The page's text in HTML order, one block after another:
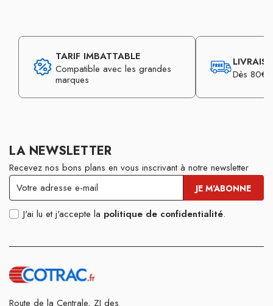
TARIF IMBATTABLE
Compatible avec les grandes
marques
Dès 80€
LA NEWSLETTER
Recevez nos bons plans en vous inscrivant à notre newsletter
J'ai lu et j'accepte la politique de confidentialité.
Route de la Centrale, ZI des